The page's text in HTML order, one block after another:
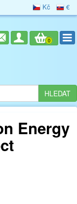
Kč €
0
Energy